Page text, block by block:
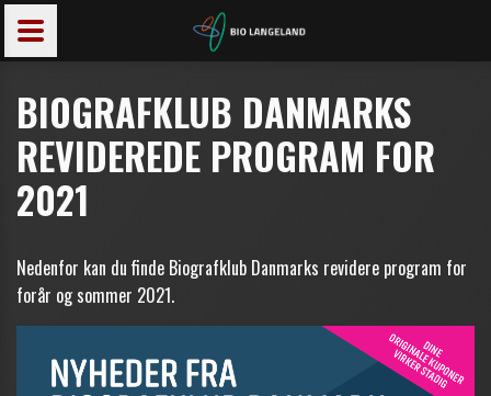
BIOGRAFKLUB DANMARKS
REVIDEREDE PROGRAM FOR
2021
Nedenfor kan du finde Biografklub Danmarks revidere program for
forår og sommer 2021.